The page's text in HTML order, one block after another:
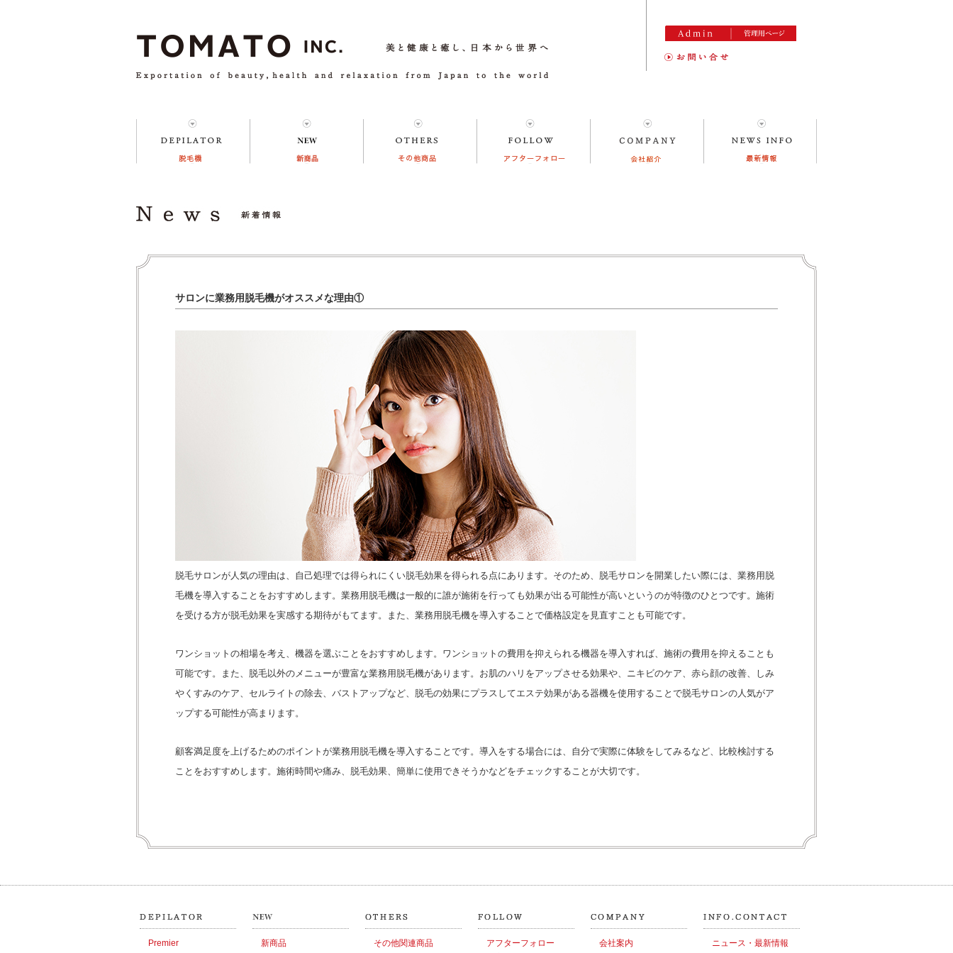
サロンに業務用脱毛機がオススメな理由①
脱毛サロンが人気の理由は、自己処理では得られにくい脱毛効果を得られる点にあります。そのため、脱毛サロンを開業したい際には、業務用脱
毛機を導入することをおすすめします。業務用脱毛機は一般的に誰が施術を行っても効果が出る可能性が高いというのが特徴のひとつです。施術
を受ける方が脱毛効果を実感する期待がもてます。また、業務用脱毛機を導入することで価格設定を見直すことも可能です。
ワンショットの相場を考え、機器を選ぶことをおすすめします。ワンショットの費用を抑えられる機器を導入すれば、施術の費用を抑えることも
可能です。また、脱毛以外のメニューが豊富な業務用脱毛機があります。お肌のハリをアップさせる効果や、ニキビのケア、赤ら顔の改善、しみ
やくすみのケア、セルライトの除去、バストアップなど、脱毛の効果にプラスしてエステ効果がある器機を使用することで脱毛サロンの人気がア
ップする可能性が高まります。
顧客満足度を上げるためのポイントが業務用脱毛機を導入することです。導入をする場合には、自分で実際に体験をしてみるなど、比較検討する
ことをおすすめします。施術時間や痛み、脱毛効果、簡単に使用できそうかなどをチェックすることが大切です。
Premier
新商品 その他関連商品
アフターフォロー
会社案内
ニュース・最新情報